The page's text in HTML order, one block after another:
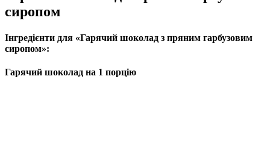
сиропом
Інгредієнти для «Гарячий шоколад з пряним гарбузовим
сиропом»:
Гарячий шоколад на 1 порцію